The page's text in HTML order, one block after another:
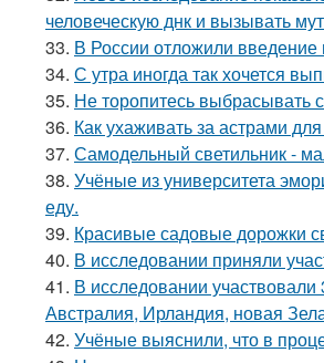
человеческую днк и вызывать
33. В России отложили введение
34. С утра иногда так хочется
35. Не торопитесь выбрасывать
36. Как ухаживать за астрами
37. Самодельный светильник -
38. Учёные из университета
еду.
39. Красивые садовые дорожки
40. В исследовании приняли
41. В исследовании
Австралия, Ирландия, новая
42. Учёные выяснили, что в